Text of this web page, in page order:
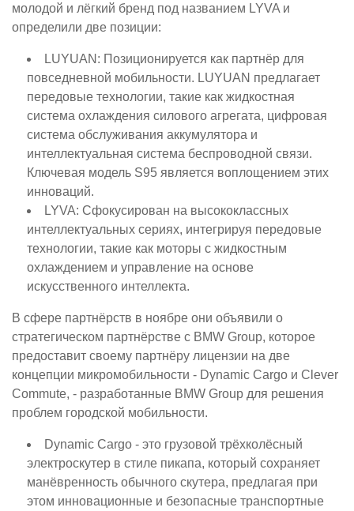
молодой и лёгкий бренд под названием LYVA и
определили две позиции:
LUYUAN: Позиционируется как партнёр для
повседневной мобильности. LUYUAN предлагает
передовые технологии, такие как жидкостная
система охлаждения силового агрегата, цифровая
система обслуживания аккумулятора и
интеллектуальная система беспроводной связи.
Ключевая модель S95 является воплощением этих
инноваций.
LYVA: Сфокусирован на высококлассных
интеллектуальных сериях, интегрируя передовые
технологии, такие как моторы с жидкостным
охлаждением и управление на основе
искусственного интеллекта.
В сфере партнёрств в ноябре они объявили о
стратегическом партнёрстве с BMW Group, которое
предоставит своему партнёру лицензии на две
концепции микромобильности - Dynamic Cargo и Clever
Commute, - разработанные BMW Group для решения
проблем городской мобильности.
Dynamic Cargo - это грузовой трёхколёсный
электроскутер в стиле пикапа, который сохраняет
манёвренность обычного скутера, предлагая при
этом инновационные и безопасные транспортные